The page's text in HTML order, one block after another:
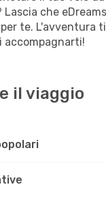
Lascia che
te. L'avventura
accompagnarti!
il viaggio